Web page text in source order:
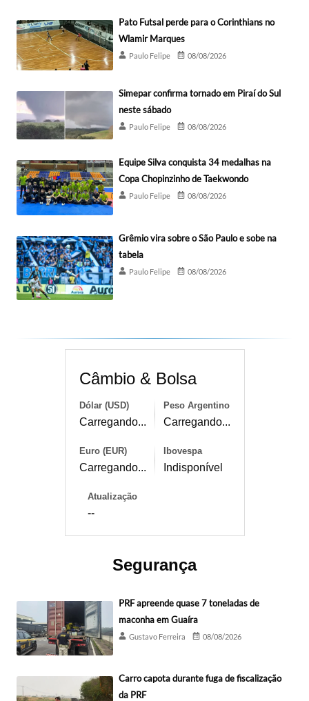
Pato Futsal perde para o Corinthians no
Wlamir Marques
Paulo Felipe 08/08/2026
Simepar confirma tornado em Piraí do Sul
neste sábado
Paulo Felipe 08/08/2026
Equipe Silva conquista 34 medalhas na
Copa Chopinzinho de Taekwondo
Paulo Felipe 08/08/2026
Grêmio vira sobre o São Paulo e sobe na
tabela
Paulo Felipe 08/08/2026
Câmbio & Bolsa
Dólar (USD)
Carregando...
Peso Argentino
Carregando...
Euro (EUR)
Carregando...
Ibovespa
Indisponível
Atualização
--
Segurança
PRF apreende quase 7 toneladas de
maconha em Guaíra
Gustavo Ferreira 08/08/2026
Carro capota durante fuga de fiscalização
da PRF